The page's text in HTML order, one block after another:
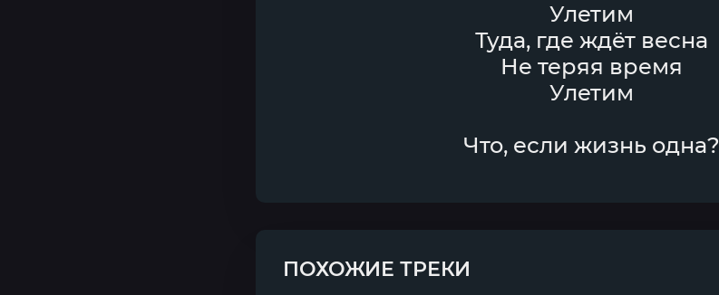
Улетим
Туда, где ждёт весна
Не теряя время
Улетим
Что, если жизнь одна?
ПОХОЖИЕ ТРЕКИ